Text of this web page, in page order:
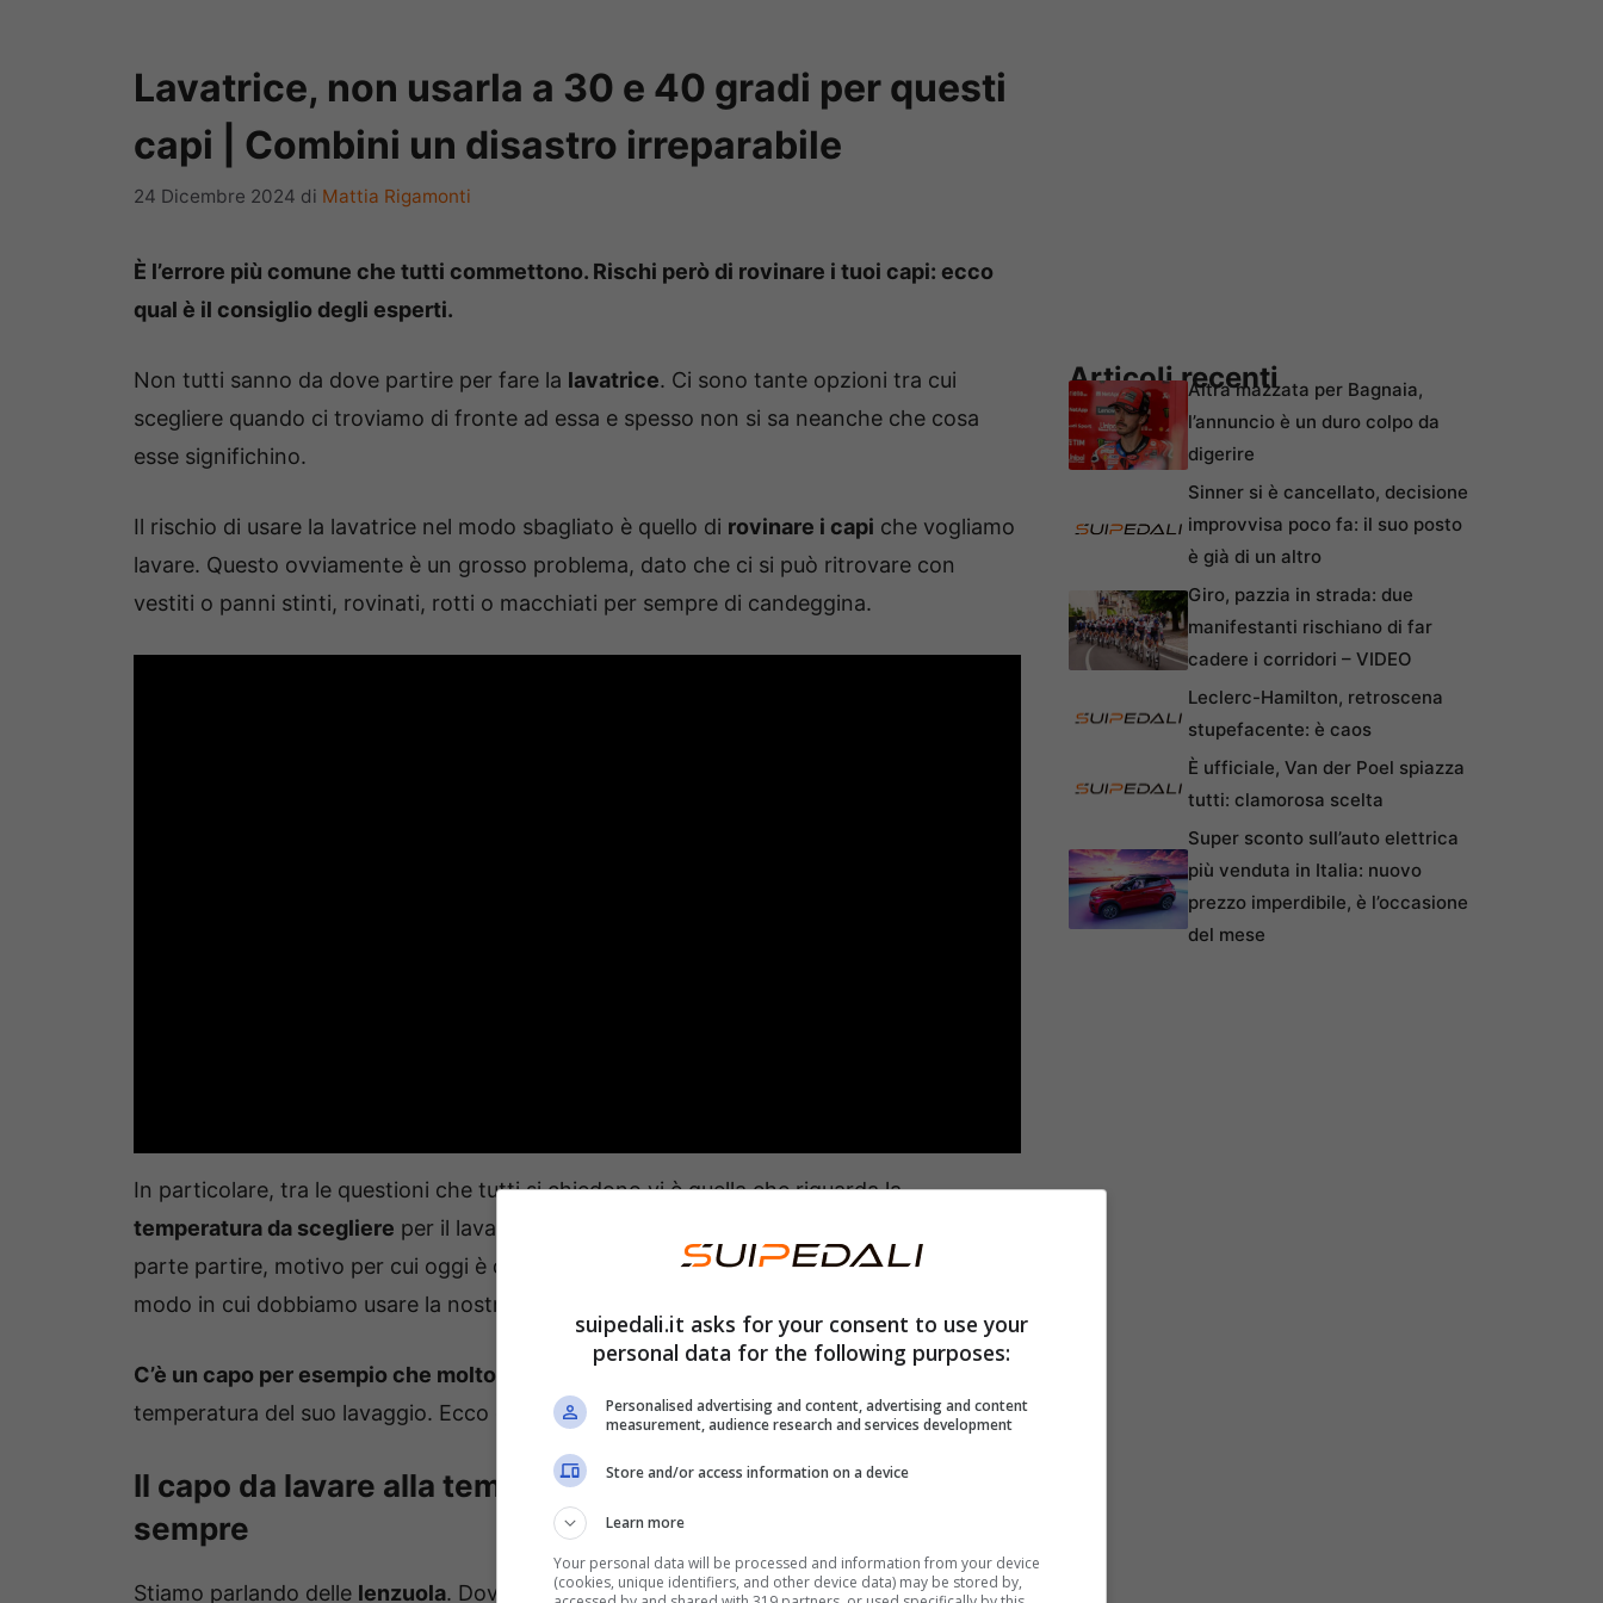
Lavatrice, non usarla a 30 e 40 gradi per questi
capi | Combini un disastro irreparabile
24 Dicembre 2024 di Mattia Rigamonti
È l’errore più comune che tutti commettono. Rischi però di rovinare i tuoi capi: ecco
qual è il consiglio degli esperti.
Non tutti sanno da dove partire per fare la lavatrice. Ci sono tante opzioni tra cui
scegliere quando ci troviamo di fronte ad essa e spesso non si sa neanche che cosa
esse significhino.
Il rischio di usare la lavatrice nel modo sbagliato è quello di rovinare i capi che vogliamo
lavare. Questo ovviamente è un grosso problema, dato che ci si può ritrovare con
vestiti o panni stinti, rovinati, rotti o macchiati per sempre di candeggina.
In particolare, tra le questioni che tutti si chiedono vi è quella che riguarda la
temperatura da scegliere per il lavaggio dei nostri capi. In molti non sanno neanche da
parte partire, motivo per cui oggi è diventato più importante che mai sapere qual è il
modo in cui dobbiamo usare la nostra lavatrice.
C’è un capo per esempio che molto rovinano
temperatura del suo lavaggio. Ecco di quale si tratta e qual è il consiglio degli esperti.
Il capo da lavare alla temperatura giusta o lo rovini per
sempre
Stiamo parlando delle lenzuola. Dovremmo cambiarle settimanalmente, o almeno ogni
Articoli recentiAltra mazzata per Bagnaia,
l’annuncio è un duro colpo da
digerire
Sinner si è cancellato, decisione
improvvisa poco fa: il suo posto
è già di un altro
Giro, pazzia in strada: due
manifestanti rischiano di far
cadere i corridori – VIDEO
Leclerc-Hamilton, retroscena
stupefacente: è caos
È ufficiale, Van der Poel spiazza
tutti: clamorosa scelta
Super sconto sull’auto elettrica
più venduta in Italia: nuovo
prezzo imperdibile, è l’occasione
del mese
suipedali.it asks for your consent to use your
personal data for the following purposes:
Personalised advertising and content, advertising and content
measurement, audience research and services development
Store and/or access information on a device
Learn more
Your personal data will be processed and information from your device
(cookies, unique identifiers, and other device data) may be stored by,